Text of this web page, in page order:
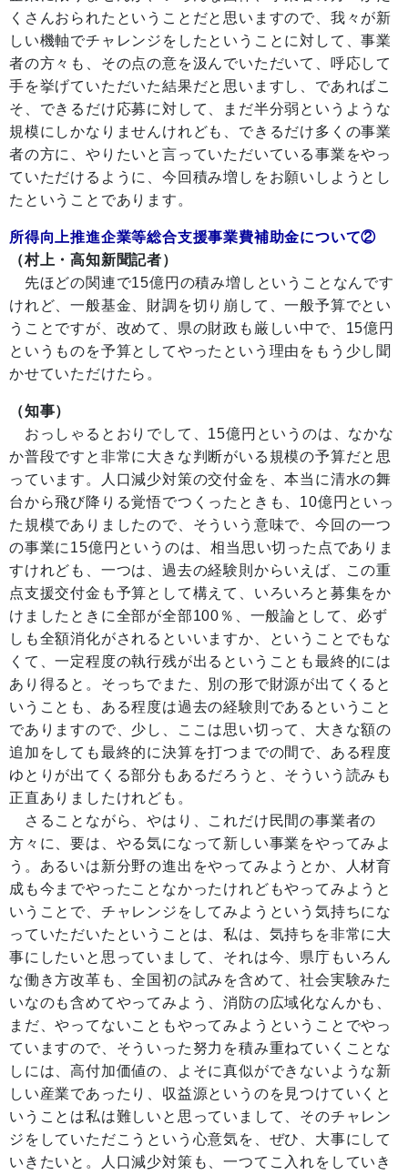
くさんおられたということだと思いますので、我々が新
しい機軸でチャレンジをしたということに対して、事業
者の方々も、その点の意を汲んでいただいて、呼応して
手を挙げていただいた結果だと思いますし、であればこ
そ、できるだけ応募に対して、まだ半分弱というような
規模にしかなりませんけれども、できるだけ多くの事業
者の方に、やりたいと言っていただいている事業をやっ
ていただけるように、今回積み増しをお願いしようとし
たということであります。
所得向上推進企業等総合支援事業費補助金について②
（村上・高知新聞記者）
先ほどの関連で15億円の積み増しということなんです
けれど、一般基金、財調を切り崩して、一般予算でとい
うことですが、改めて、県の財政も厳しい中で、15億円
というものを予算としてやったという理由をもう少し聞
かせていただけたら。
（知事）
おっしゃるとおりでして、15億円というのは、なかな
か普段ですと非常に大きな判断がいる規模の予算だと思
っています。人口減少対策の交付金を、本当に清水の舞
台から飛び降りる覚悟でつくったときも、10億円といっ
た規模でありましたので、そういう意味で、今回の一つ
の事業に15億円というのは、相当思い切った点でありま
すけれども、一つは、過去の経験則からいえば、この重
点支援交付金も予算として構えて、いろいろと募集をか
けましたときに全部が全部100％、一般論として、必ず
しも全額消化がされるといいますか、ということでもな
くて、一定程度の執行残が出るということも最終的には
あり得ると。そっちでまた、別の形で財源が出てくると
いうことも、ある程度は過去の経験則であるということ
でありますので、少し、ここは思い切って、大きな額の
追加をしても最終的に決算を打つまでの間で、ある程度
ゆとりが出てくる部分もあるだろうと、そういう読みも
正直ありましたけれども。
さることながら、やはり、これだけ民間の事業者の
方々に、要は、やる気になって新しい事業をやってみよ
う。あるいは新分野の進出をやってみようとか、人材育
成も今までやったことなかったけれどもやってみようと
いうことで、チャレンジをしてみようという気持ちにな
っていただいたということは、私は、気持ちを非常に大
事にしたいと思っていまして、それは今、県庁もいろん
な働き方改革も、全国初の試みを含めて、社会実験みた
いなのも含めてやってみよう、消防の広域化なんかも、
まだ、やってないこともやってみようということでやっ
ていますので、そういった努力を積み重ねていくことな
しには、高付加価値の、よそに真似ができないような新
しい産業であったり、収益源というのを見つけていくと
いうことは私は難しいと思っていまして、そのチャレン
ジをしていただこうという心意気を、ぜひ、大事にして
いきたいと。人口減少対策も、一つてこ入れをしていき